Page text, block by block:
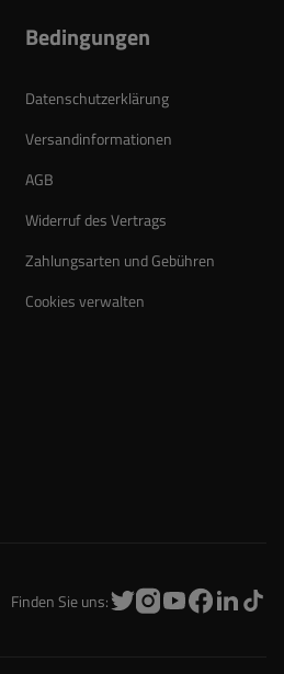
Bedingungen
Datenschutzerklärung
Versandinformationen
AGB
Widerruf des Vertrags
Zahlungsarten und Gebühren
Cookies verwalten
Finden Sie uns: